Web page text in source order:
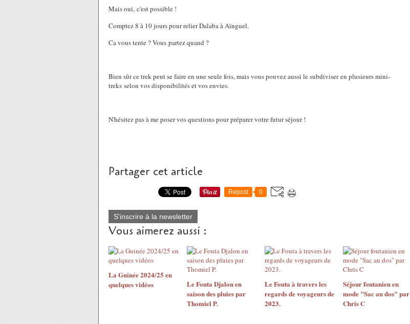
Mais oui, c'est possible !
Comptez 8 à 10 jours pour relier Dalaba à Aïnguel.
Ca vous tente ? Vous partez quand ?
Bien sûr ce trek peut se faire en une seule fois, mais vous pouvez aussi le subdiviser en plusieurs mini-
treks selon vos disponibilités et vos envies.
N'hésitez pas à me poser vos questions pour préparer votre futur séjour !
Partager cet article
Repost 0
S'inscrire à la newsletter
Vous aimerez aussi :
La Guinée 2024/25 en
quelques vidéos
Le Fouta Djalon en
saison des pluies par
Thomiel P.
Le Fouta à travers les
regards de voyageurs de
2023.
Séjour foutanien en
mode "Sac au dos" par
Chris C